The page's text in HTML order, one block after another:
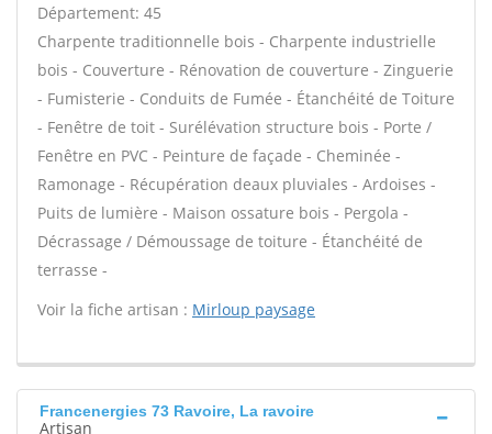
Département: 45
Charpente traditionnelle bois - Charpente industrielle
bois - Couverture - Rénovation de couverture - Zinguerie
- Fumisterie - Conduits de Fumée - Étanchéité de Toiture
- Fenêtre de toit - Surélévation structure bois - Porte /
Fenêtre en PVC - Peinture de façade - Cheminée -
Ramonage - Récupération deaux pluviales - Ardoises -
Puits de lumière - Maison ossature bois - Pergola -
Décrassage / Démoussage de toiture - Étanchéité de
terrasse -
Voir la fiche artisan : Mirloup paysage
Francenergies 73 Ravoire, La ravoire
Artisan